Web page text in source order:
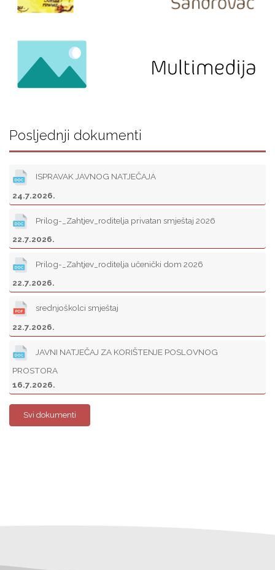
Posljednji dokumenti
ISPRAVAK JAVNOG NATJEČAJA
24.7.2026.
Prilog-_Zahtjev_roditelja privatan smještaj 2026
22.7.2026.
Prilog-_Zahtjev_roditelja učenički dom 2026
22.7.2026.
srednjoškolci smještaj
22.7.2026.
JAVNI NATJEČAJ ZA KORIŠTENJE POSLOVNOG
PROSTORA
16.7.2026.
Svi dokumenti